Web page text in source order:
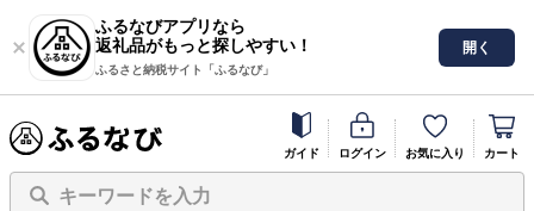
ふるなびアプリなら
返礼品がもっと探しやすい！
ふるさと納税サイト「ふるなび」
開く
ガイド ログイン お気に入り カート
キーワードを入力